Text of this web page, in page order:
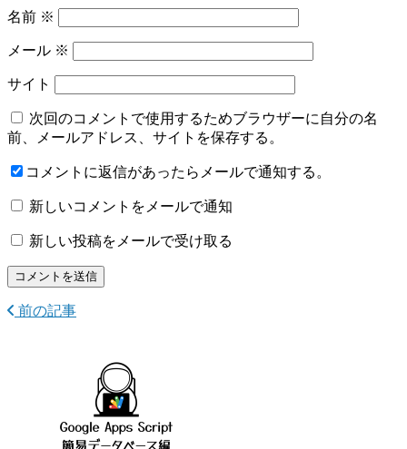
名前 ※
メール ※
サイト
次回のコメントで使用するためブラウザーに自分の名
前、メールアドレス、サイトを保存する。
コメントに返信があったらメールで通知する。
新しいコメントをメールで通知
新しい投稿をメールで受け取る
前の記事